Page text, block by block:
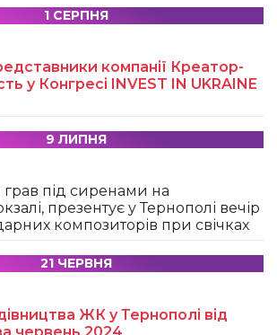
1 СЕРПНЯ
компанії Креатор-
у Конгресі INVEST IN UKRAINE
9 ЛИПНЯ
під сиренами на
презентує у Тернополі вечір
композиторів при свічках
21 ЧЕРВНЯ
ЖК у Тернополі від